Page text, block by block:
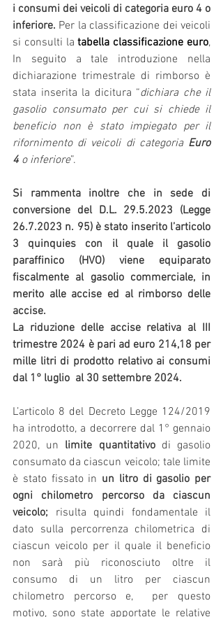
i consumi dei veicoli di categoria euro 4 o
inferiore. Per la classificazione dei veicoli
si consulti la tabella classificazione euro,
In seguito a tale introduzione nella
dichiarazione trimestrale di rimborso è
stata inserita la dicitura “dichiara che il
gasolio consumato per cui si chiede il
beneficio non è stato impiegato per il
rifornimento di veicoli di categoria Euro
4 o inferiore”.
Si rammenta inoltre che in sede di
conversione del D.L. 29.5.2023 (Legge
26.7.2023 n. 95) è stato inserito l’articolo
3 quinquies con il quale il gasolio
paraffinico (HVO) viene equiparato
fiscalmente al gasolio commerciale, in
merito alle accise ed al rimborso delle
accise.
La riduzione delle accise relativa al III
trimestre 2024 è pari ad euro 214,18 per
mille litri di prodotto relativo ai consumi
dal 1° luglio  al 30 settembre 2024.
L’articolo 8 del Decreto Legge 124/2019
ha introdotto, a decorrere dal 1° gennaio
2020, un limite quantitativo di gasolio
consumato da ciascun veicolo; tale limite
è stato fissato in un litro di gasolio per
ogni chilometro percorso da ciascun
veicolo; risulta quindi fondamentale il
dato sulla percorrenza chilometrica di
ciascun veicolo per il quale il beneficio
non sarà più riconosciuto oltre il
consumo di un litro per ciascun
chilometro percorso e,  per questo
motivo, sono state apportate le relative